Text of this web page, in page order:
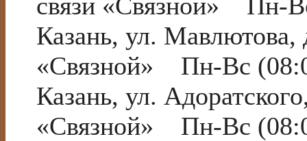
Казань, ул.
«Связной» Пн-Вс
Казань, ул.
«Связной» Пн-Вс